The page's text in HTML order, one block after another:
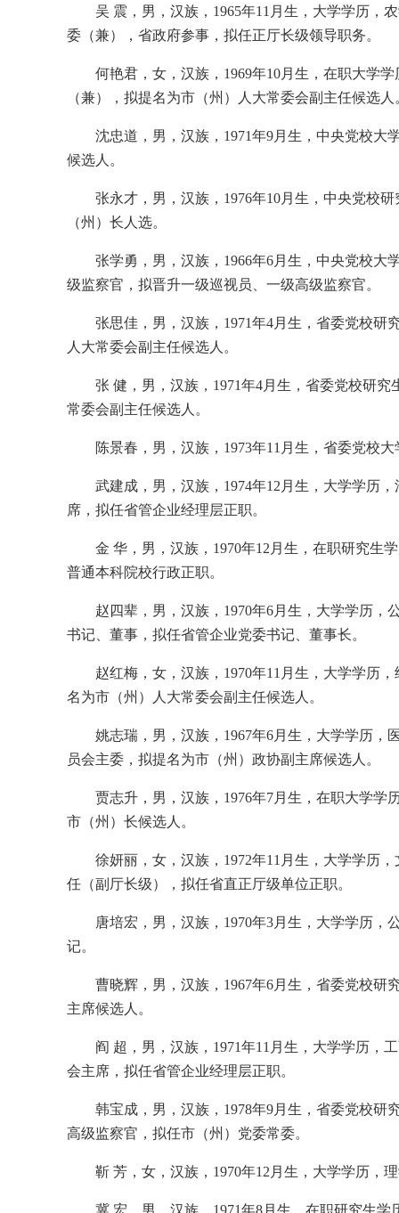
吴 震，男，汉族，1965年11月生，大学学历，
委（兼），省政府参事，拟任正厅长级领导职务。
何艳君，女，汉族，1969年10月生，在职大学
（兼），拟提名为市（州）人大常委会副主任候选人
沈忠道，男，汉族，1971年9月生，中央党校
候选人。
张永才，男，汉族，1976年10月生，中央党校
（州）长人选。
张学勇，男，汉族，1966年6月生，中央党校
级监察官，拟晋升一级巡视员、一级高级监察官。
张思佳，男，汉族，1971年4月生，省委党校
人大常委会副主任候选人。
张 健，男，汉族，1971年4月生，省委党校研
常委会副主任候选人。
陈景春，男，汉族，1973年11月生，省委党校
武建成，男，汉族，1974年12月生，大学学历
席，拟任省管企业经理层正职。
金 华，男，汉族，1970年12月生，在职研究生
普通本科院校行政正职。
赵四辈，男，汉族，1970年6月生，大学学历
书记、董事，拟任省管企业党委书记、董事长。
赵红梅，女，汉族，1970年11月生，大学学历
名为市（州）人大常委会副主任候选人。
姚志瑞，男，汉族，1967年6月生，大学学历
员会主委，拟提名为市（州）政协副主席候选人。
贾志升，男，汉族，1976年7月生，在职大学
市（州）长候选人。
徐妍丽，女，汉族，1972年11月生，大学学历
任（副厅长级），拟任省直正厅级单位正职。
唐培宏，男，汉族，1970年3月生，大学学历
记。
曹晓辉，男，汉族，1967年6月生，省委党校
主席候选人。
阎 超，男，汉族，1971年11月生，大学学历，
会主席，拟任省管企业经理层正职。
韩宝成，男，汉族，1978年9月生，省委党校
高级监察官，拟任市（州）党委常委。
靳 芳，女，汉族，1970年12月生，大学学历，
冀 宏，男，汉族，1971年8月生，在职研究生